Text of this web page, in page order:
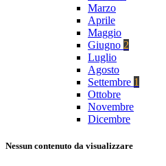
Marzo
Aprile
Maggio
Giugno 2
Luglio
Agosto
Settembre 1
Ottobre
Novembre
Dicembre
Nessun contenuto da visualizzare